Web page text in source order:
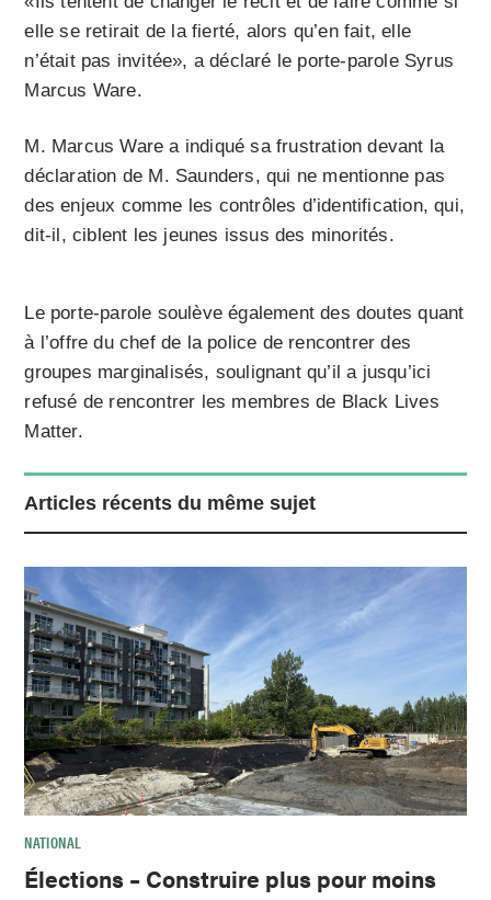
elle se retirait de la fierté, alors qu’en fait, elle
n’était pas invitée», a déclaré le porte-parole Syrus
Marcus Ware.
M. Marcus Ware a indiqué sa frustration devant la
déclaration de M. Saunders, qui ne mentionne pas
des enjeux comme les contrôles d’identification, qui,
dit-il, ciblent les jeunes issus des minorités.
Le porte-parole soulève également des doutes quant
à l’offre du chef de la police de rencontrer des
groupes marginalisés, soulignant qu’il a jusqu’ici
refusé de rencontrer les membres de Black Lives
Matter.
Articles récents du même sujet
NATIONAL
Élections – Construire plus pour moins